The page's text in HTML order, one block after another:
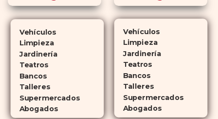
Cialisejerce sus efectos hasta 4
veces más tiempo que Viagra, lo
atractiva para quienes no desean
planificar sus actividades
románticas con antelación.
Vehículos
Limpieza
Jardinería
Teatros
Bancos
Talleres
Supermercados
Abogados
Vehículos
Limpieza
Jardinería
Teatros
Bancos
Talleres
Supermercados
Abogados